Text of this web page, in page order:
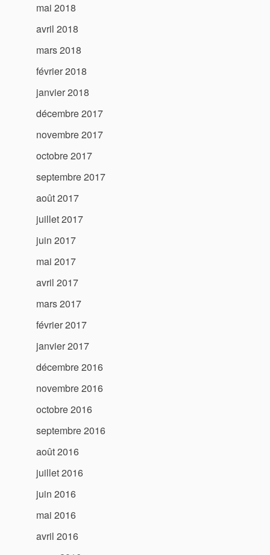
mai 2018
avril 2018
mars 2018
février 2018
janvier 2018
décembre 2017
novembre 2017
octobre 2017
septembre 2017
août 2017
juillet 2017
juin 2017
mai 2017
avril 2017
mars 2017
février 2017
janvier 2017
décembre 2016
novembre 2016
octobre 2016
septembre 2016
août 2016
juillet 2016
juin 2016
mai 2016
avril 2016